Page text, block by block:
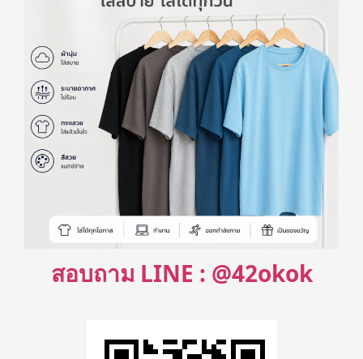
สอบถาม LINE : @42okok